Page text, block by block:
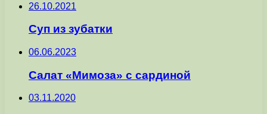
26.10.2021
Суп из зубатки
06.06.2023
Салат «Мимоза» с сардиной
03.11.2020